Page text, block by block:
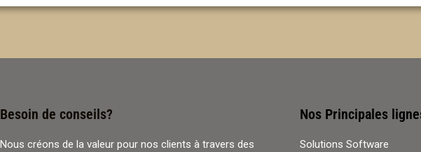
Besoin de conseils?
Nous créons de la valeur pour nos clients à travers des
Nos Principales
Solutions Software